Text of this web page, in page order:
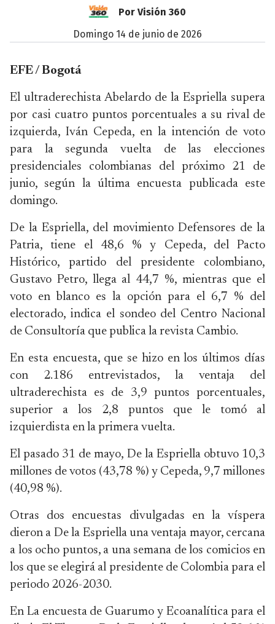
Por Visión 360
domingo 14 de junio de 2026
EFE / Bogotá
El ultraderechista Abelardo de la Espriella supera
por casi cuatro puntos porcentuales a su rival de
izquierda, Iván Cepeda, en la intención de voto
para la segunda vuelta de las elecciones
presidenciales colombianas del próximo 21 de
junio, según la última encuesta publicada este
domingo.
De la Espriella, del movimiento Defensores de la
Patria, tiene el 48,6 % y Cepeda, del Pacto
Histórico, partido del presidente colombiano,
Gustavo Petro, llega al 44,7 %, mientras que el
voto en blanco es la opción para el 6,7 % del
electorado, indica el sondeo del Centro Nacional
de Consultoría que publica la revista Cambio.
En esta encuesta, que se hizo en los últimos días
con 2.186 entrevistados, la ventaja del
ultraderechista es de 3,9 puntos porcentuales,
superior a los 2,8 puntos que le tomó al
izquierdista en la primera vuelta.
El pasado 31 de mayo, De la Espriella obtuvo 10,3
millones de votos (43,78 %) y Cepeda, 9,7 millones
(40,98 %).
Otras dos encuestas divulgadas en la víspera
dieron a De la Espriella una ventaja mayor, cercana
a los ocho puntos, a una semana de los comicios en
los que se elegirá al presidente de Colombia para el
periodo 2026-2030.
En La encuesta de Guarumo y Ecoanalítica para el